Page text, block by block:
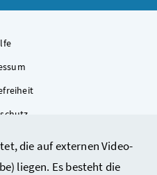
die auf externen Video-
liegen. Es besteht die